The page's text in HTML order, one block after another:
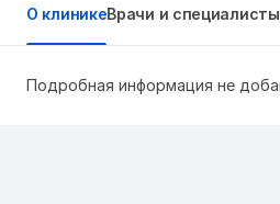
О клиникеВрачи и специалисты
Подробная информация не